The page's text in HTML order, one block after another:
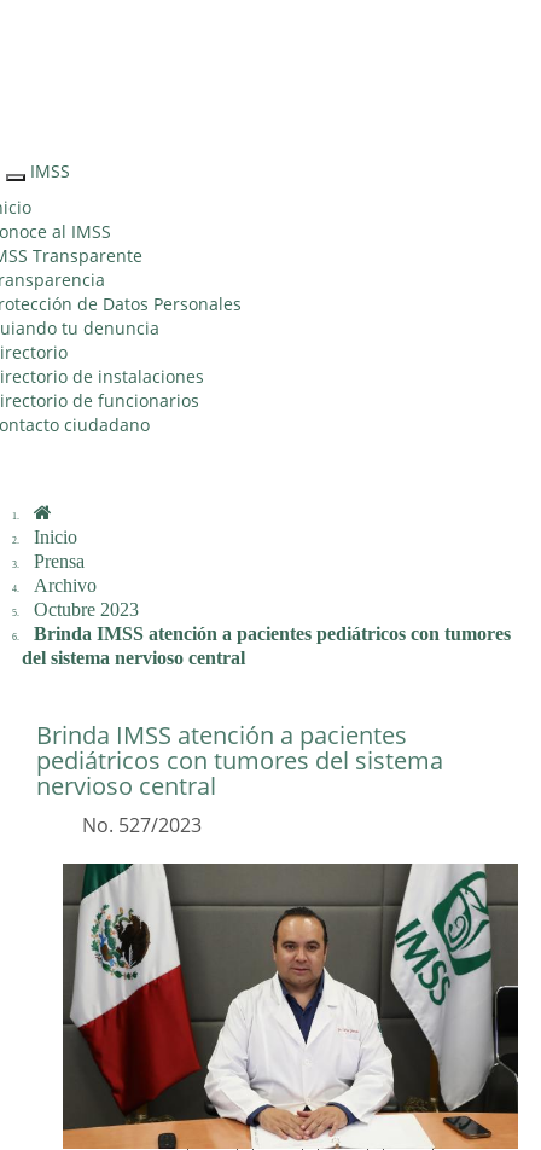
Interruptor
de
Navegación
IMSS
al IMSS
Transparente
de Datos Personales
tu denuncia
de instalaciones
de funcionarios
ciudadano
Inicio
Prensa
Archivo
Octubre 2023
Brinda IMSS atención a pacientes pediátricos con tumores
del sistema nervioso central
Brinda IMSS atención a pacientes
pediátricos con tumores del sistema
nervioso central
No. 527/2023